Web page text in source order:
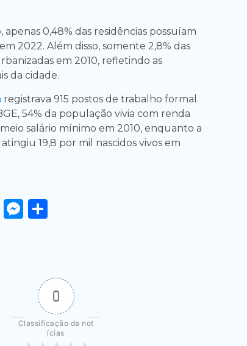
0,48% das residências possuíam
2022. Além disso, somente 2,8% das
em 2010, refletindo as
da cidade.
registrava 915 postos de trabalho formal.
54% da população vivia com renda
salário mínimo em 2010, enquanto a
19,8 por mil nascidos vivos em
Telegram
Messenger
0
Classificação da not
ícias